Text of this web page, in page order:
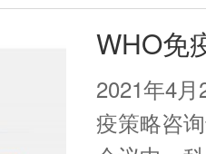
和约旦开
45,000人
各13,765
WHO免
(SAGE)
新冠疫
2021年4
疫策略咨